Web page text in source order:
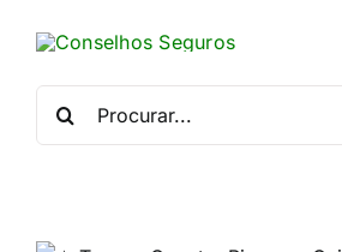
content
por: